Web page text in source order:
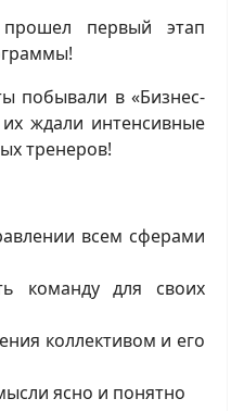
первый этап
побывали в «Бизнес-
ждали интенсивные
тренеров!
всем сферами
команду для своих
коллективом и его
ясно и понятно